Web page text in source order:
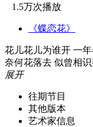
1.5万次播放
《蝶恋花》
花儿花儿为谁开 一
奈何花落去 似曾相
展开
往期节目
其他版本
艺术家信息